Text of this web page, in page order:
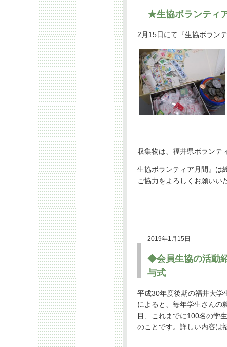
★生協ボランティ
2月15日にて『生協ボラン
収集物は、福井県ボランテ
生協ボランティア月間』は
ご協力をよろしくお願いい
2019年1月15日
◆会員生協の活動
与式
平成30年度後期の福井大学
によると、毎年学生さんの
目、これまでに100名の学
のことです。詳しい内容は